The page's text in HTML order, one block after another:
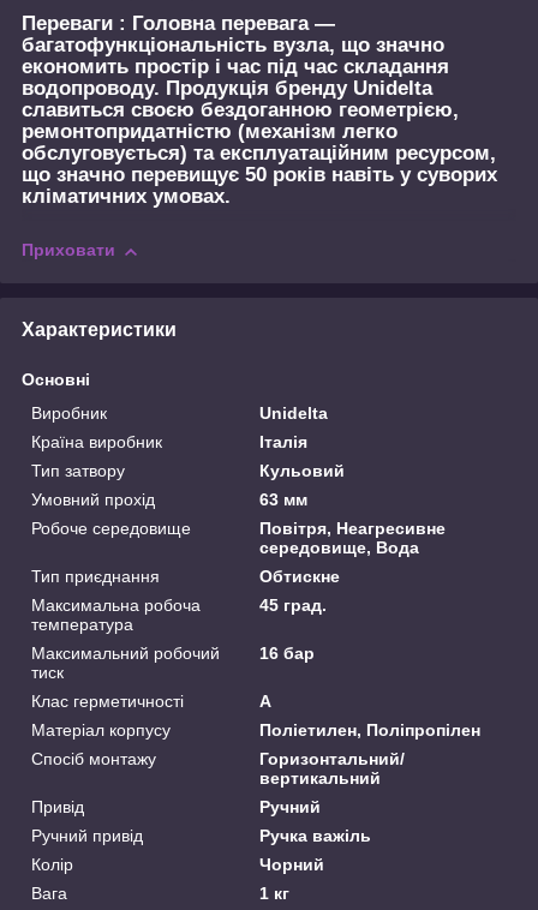
Переваги : Головна перевага —
багатофункціональність вузла, що значно
економить простір і час під час складання
водопроводу. Продукція бренду Unidelta
славиться своєю бездоганною геометрією,
ремонтопридатністю (механізм легко
обслуговується) та експлуатаційним ресурсом,
що значно перевищує 50 років навіть у суворих
кліматичних умовах.
Приховати
Характеристики
Основні
Виробник
Unidelta
Країна виробник
Італія
Тип затвору
Кульовий
Умовний прохід
63 мм
Робоче середовище
Повітря, Неагресивне
середовище, Вода
Тип приєднання
Обтискне
Максимальна робоча
температура
45 град.
Максимальний робочий
тиск
16 бар
Клас герметичності
А
Матеріал корпусу
Поліетилен, Поліпропілен
Спосіб монтажу
Горизонтальний/
вертикальний
Привід
Ручний
Ручний привід
Ручка важіль
Колір
Чорний
Вага
1 кг